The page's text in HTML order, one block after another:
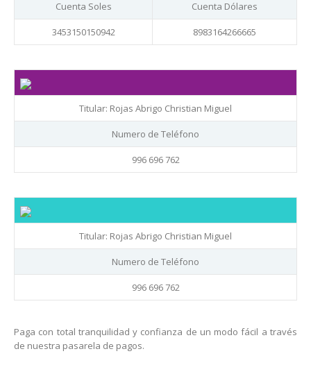
Cuenta Soles Cuenta Dólares
3453150150942 8983164266665
Titular: Rojas Abrigo Christian Miguel
Numero de Teléfono
996 696 762
Titular: Rojas Abrigo Christian Miguel
Numero de Teléfono
996 696 762
Paga con total tranquilidad y confianza de un modo fácil a través
de nuestra pasarela de pagos.